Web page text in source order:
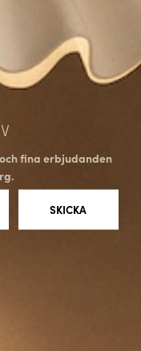
fina erbjudanden